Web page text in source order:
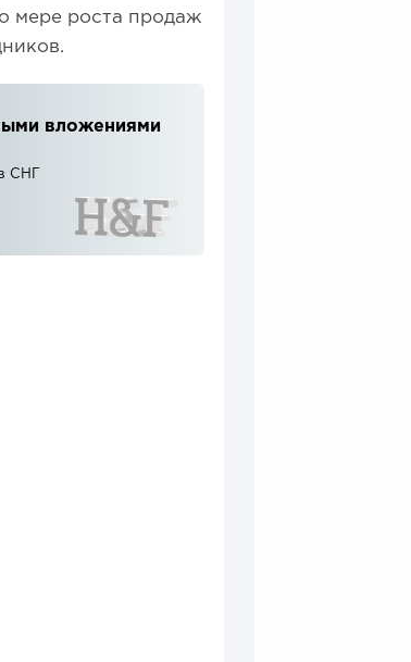
мере роста продаж
вложениями
СНГ